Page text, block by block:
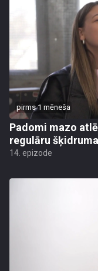
pirms 1 mēneša
Padomi mazo
regulāru
14. epizode